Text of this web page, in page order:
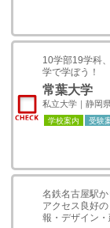
10学部19学科
学で学ぼう！
常葉大学
私立大学｜静岡
学校案内 受験
名鉄名古屋駅
アクセス良好
報・デザイン